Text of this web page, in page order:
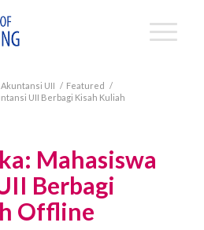
UII / Featured /
UII Berbagi Kisah Kuliah
Mahasiswa
Berbagi
Offline